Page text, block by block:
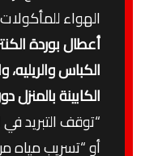
الهواء
أعطال بوردة
الكباس
الكابينة بالمنزل
“توقف التبريد في
أو “تسريب مياه